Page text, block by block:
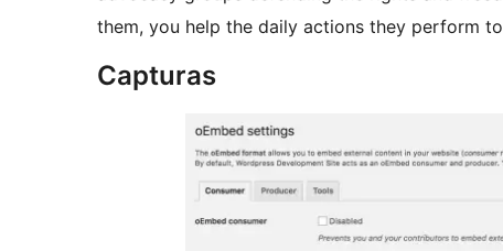
them, you help the daily actions they perform
Capturas